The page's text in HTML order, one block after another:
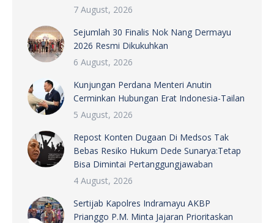
7 August, 2026
Sejumlah 30 Finalis Nok Nang Dermayu
2026 Resmi Dikukuhkan
6 August, 2026
Kunjungan Perdana Menteri Anutin
Cerminkan Hubungan Erat Indonesia-Tailan
5 August, 2026
Repost Konten Dugaan Di Medsos Tak
Bebas Resiko Hukum Dede Sunarya:Tetap
Bisa Dimintai Pertanggungjawaban
4 August, 2026
Sertijab Kapolres Indramayu AKBP
Prianggo P.M. Minta Jajaran Prioritaskan